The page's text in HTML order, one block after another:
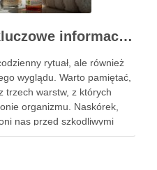
Pielęgnacja skóry: kluczowe informacje i skuteczne metody
rytuał, ale również
wyglądu. Warto pamiętać,
trzech warstw, z których
organizmu. Naskórek,
nas przed szkodliwymi
skóra właściwa,